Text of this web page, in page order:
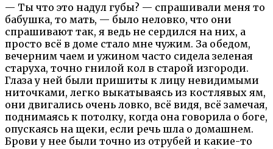
— Ты что это надул губы? — спрашивали меня то
бабушка, то мать, — было неловко, что они
спрашивают так, я ведь не сердился на них, а
просто всё в доме стало мне чужим. За обедом,
вечерним чаем и ужином часто сидела зеленая
старуха, точно гнилой кол в старой изгороди.
Глаза у ней были пришиты к лицу невидимыми
ниточками, легко выкатываясь из костлявых ям,
они двигались очень ловко, всё видя, всё замечая,
поднимаясь к потолку, когда она говорила о боге,
опускаясь на щеки, если речь шла о домашнем.
Брови у нее были точно из отрубей и какие-то